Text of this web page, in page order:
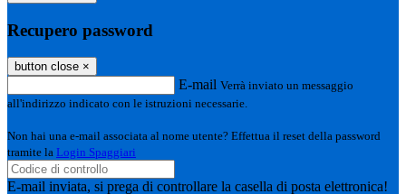
Recupero password
button close ×
E-mail Verrà inviato un messaggio
all'indirizzo indicato con le istruzioni necessarie.
Non hai una e-mail associata al nome utente? Effettua il reset della password
tramite la Login Spaggiari
E-mail inviata, si prega di controllare la casella di posta elettronica!